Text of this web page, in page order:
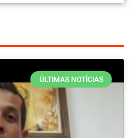
ÚLTIMAS NOTÍCIAS